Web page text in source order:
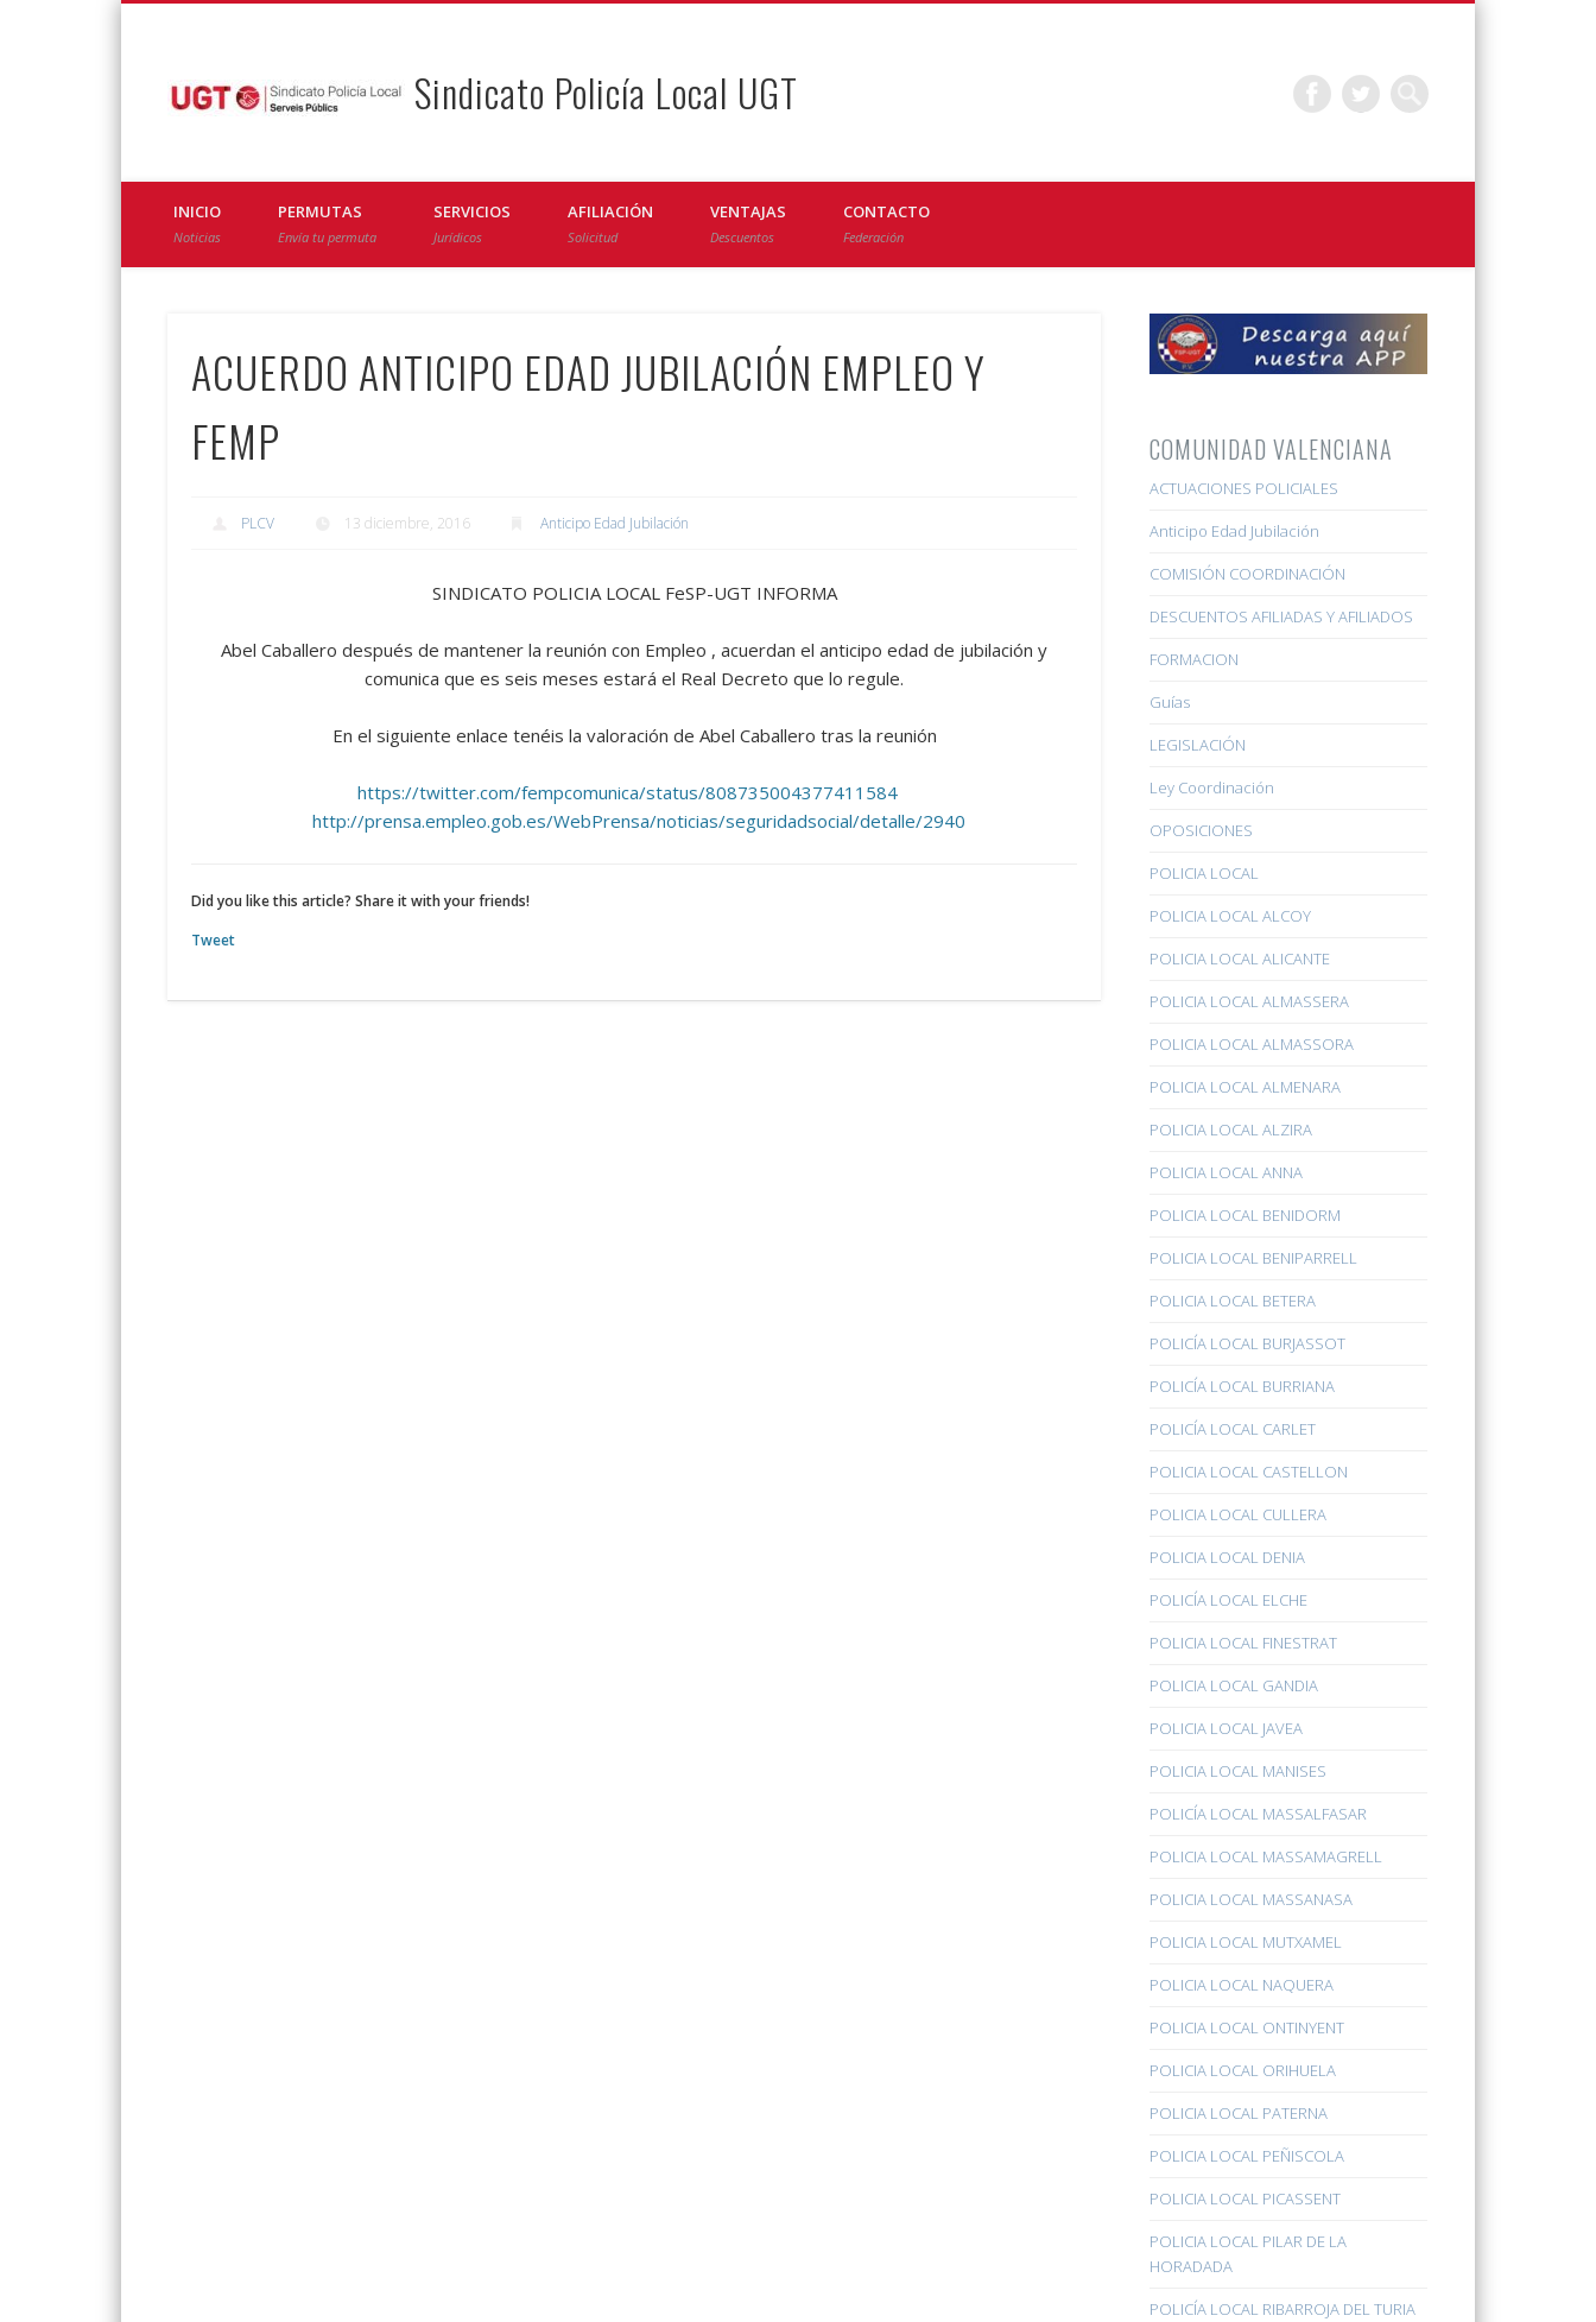
Sindicato Policía Local UGT
FacebookTwitter
INICIO
Noticias
PERMUTAS
Envía tu permuta
SERVICIOS
Jurídicos
AFILIACIÓN
Solicitud
VENTAJAS
Descuentos
CONTACTO
Federación
ACUERDO ANTICIPO EDAD JUBILACIÓN EMPLEO Y
FEMP
PLCV 13 diciembre, 2016 Anticipo Edad Jubilación
SINDICATO POLICIA LOCAL FeSP-UGT INFORMA
Abel Caballero después de mantener la reunión con Empleo , acuerdan el anticipo edad de jubilación y
comunica que es seis meses estará el Real Decreto que lo regule.
En el siguiente enlace tenéis la valoración de Abel Caballero tras la reunión
https://twitter.com/fempcomunica/status/808735004377411584
http://prensa.empleo.gob.es/WebPrensa/noticias/seguridadsocial/detalle/2940
Did you like this article? Share it with your friends!
Tweet
COMUNIDAD VALENCIANA
ACTUACIONES POLICIALES
Anticipo Edad Jubilación
COMISIÓN COORDINACIÓN
DESCUENTOS AFILIADAS Y AFILIADOS
FORMACION
Guías
LEGISLACIÓN
Ley Coordinación
OPOSICIONES
POLICIA LOCAL
POLICIA LOCAL ALCOY
POLICIA LOCAL ALICANTE
POLICIA LOCAL ALMASSERA
POLICIA LOCAL ALMASSORA
POLICIA LOCAL ALMENARA
POLICIA LOCAL ALZIRA
POLICIA LOCAL ANNA
POLICIA LOCAL BENIDORM
POLICIA LOCAL BENIPARRELL
POLICIA LOCAL BETERA
POLICÍA LOCAL BURJASSOT
POLICÍA LOCAL BURRIANA
POLICÍA LOCAL CARLET
POLICIA LOCAL CASTELLON
POLICIA LOCAL CULLERA
POLICIA LOCAL DENIA
POLICÍA LOCAL ELCHE
POLICIA LOCAL FINESTRAT
POLICIA LOCAL GANDIA
POLICIA LOCAL JAVEA
POLICIA LOCAL MANISES
POLICÍA LOCAL MASSALFASAR
POLICIA LOCAL MASSAMAGRELL
POLICIA LOCAL MASSANASA
POLICIA LOCAL MUTXAMEL
POLICIA LOCAL NAQUERA
POLICIA LOCAL ONTINYENT
POLICIA LOCAL ORIHUELA
POLICIA LOCAL PATERNA
POLICIA LOCAL PEÑISCOLA
POLICIA LOCAL PICASSENT
POLICIA LOCAL PILAR DE LA
HORADADA
POLICÍA LOCAL RIBARROJA DEL TURIA